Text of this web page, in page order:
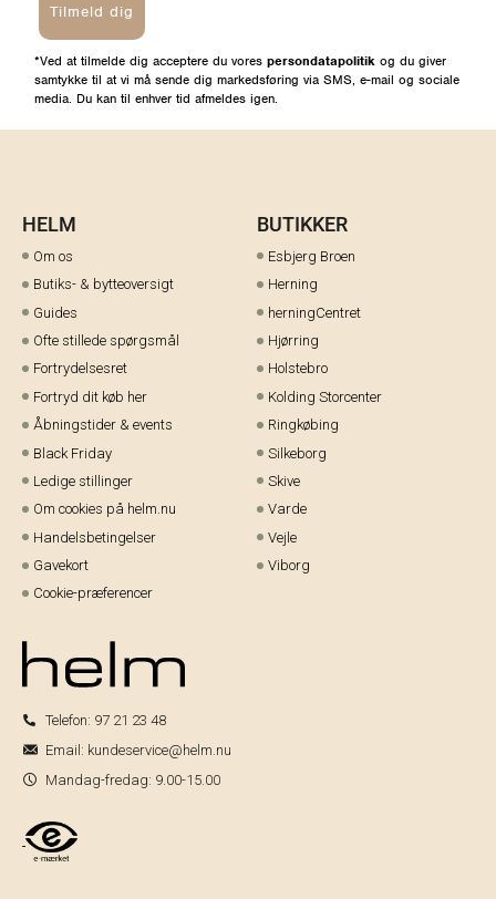
Tilmeld dig
*Ved at tilmelde dig acceptere du vores persondatapolitik og du giver
samtykke til at vi må sende dig markedsføring via SMS, e-mail og sociale
media. Du kan til enhver tid afmeldes igen.
HELM
Om os
Butiks- & bytteoversigt
Guides
Ofte stillede spørgsmål
Fortrydelsesret
Fortryd dit køb her
Åbningstider & events
Black Friday
Ledige stillinger
Om cookies på helm.nu
Handelsbetingelser
Gavekort
Cookie-præferencer
BUTIKKER
Esbjerg Broen
Herning
herningCentret
Hjørring
Holstebro
Kolding Storcenter
Ringkøbing
Silkeborg
Skive
Varde
Vejle
Viborg
Telefon: 97 21 23 48
Email: kundeservice@helm.nu
Mandag-fredag: 9.00-15.00